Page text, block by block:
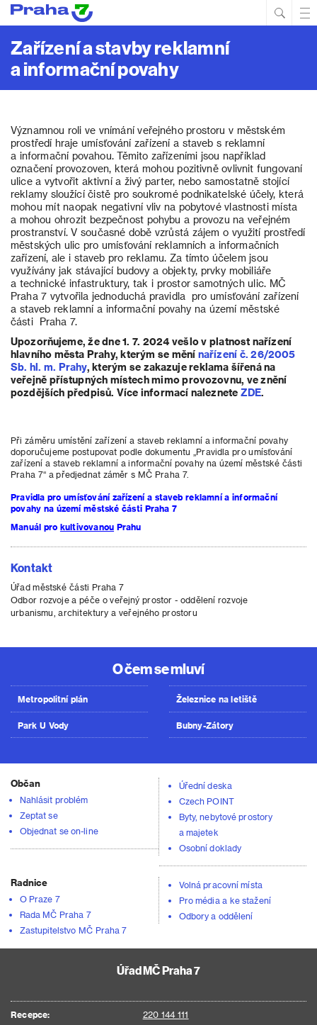
Zařízení a stavby reklamní
a informační povahy
Významnou roli ve vnímání veřejného prostoru v městském
prostředí hraje umísťování zařízení a staveb s reklamní
a informační povahou. Těmito zařízeními jsou například
označení provozoven, která mohou pozitivně ovlivnit fungovaní
ulice a vytvořit aktivní a živý parter, nebo samostatně stojící
reklamy sloužící čistě pro soukromé podnikatelské účely, která
mohou mít naopak negativní vliv na pobytové vlastnosti místa
a mohou ohrozit bezpečnost pohybu a provozu na veřejném
prostranství. V současné době vzrůstá zájem o využití prostředí
městských ulic pro umísťování reklamních a informačních
zařízení, ale i staveb pro reklamu. Za tímto účelem jsou
využívány jak stávající budovy a objekty, prvky mobiliáře
a technické infastruktury, tak i prostor samotných ulic. MČ
Praha 7 vytvořila jednoduchá pravidla pro umísťování zařízení
a staveb reklamní a informační povahy na území městské
části Praha 7.
Upozorňujeme, že dne 1. 7. 2024 vešlo v platnost nařízení
hlavního města Prahy, kterým se mění nařízení č. 26/2005
Sb. hl. m. Prahy, kterým se zakazuje reklama šířená na
veřejně přístupných místech mimo provozovnu, ve znění
pozdějších předpisů. Více informací naleznete ZDE.
Při záměru umístění zařízení a staveb reklamní a informační povahy
doporučujeme postupovat podle dokumentu „Pravidla pro umísťování
zařízení a staveb reklamní a informační povahy na území městské části
Praha 7“ a předjednat záměr s MČ Praha 7.
Pravidla pro umísťování zařízení a staveb reklamní a informační
povahy na území městské části Praha 7
Manuál pro kultivovanou Prahu
Kontakt
Úřad městské části Praha 7
Odbor rozvoje a péče o veřejný prostor - oddělení rozvoje
urbanismu, architektury a veřejného prostoru
O čem se mluví
Metropolitní plán
Park U Vody
Železnice na letiště
Bubny-Zátory
Občan
Nahlásit problém
Zeptat se
Objednat se on-line
Úřední deska
Czech POINT
Byty, nebytové prostory
a majetek
Osobní doklady
Radnice
O Praze 7
Rada MČ Praha 7
Zastupitelstvo MČ Praha 7
Volná pracovní místa
Pro média a ke stažení
Odbory a oddělení
Úřad MČ Praha 7
Recepce:
220 144 111